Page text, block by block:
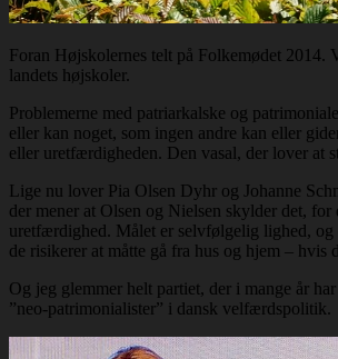
Foran Højskolernes telt på Folkemødet
landets højskoler.
Problemerne med patriarkalske og
eller kan noget, som ingen andre kan eller
eller uretfærdigheden. Den vasal, der lover at
Lige nu lover Pia Olsen Dyhr og Johanne
der mener at Olsen og Nielsen skylder det,
uretfærdighed. Målet er selvfølgelig lighed,
de risikerer at måtte gå fra hus og hjem – hvis
Og jeg glemmer helt partiet, der i mange år
”neo-patrimonialister” i dansk velfærdspolitik.